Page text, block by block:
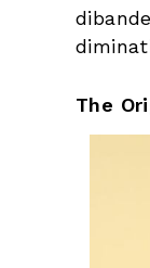
The